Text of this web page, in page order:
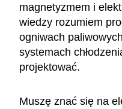
magnetyzmem i
wiedzy rozumiem
ogniwach
systemach
projektować.
Muszę znać się na